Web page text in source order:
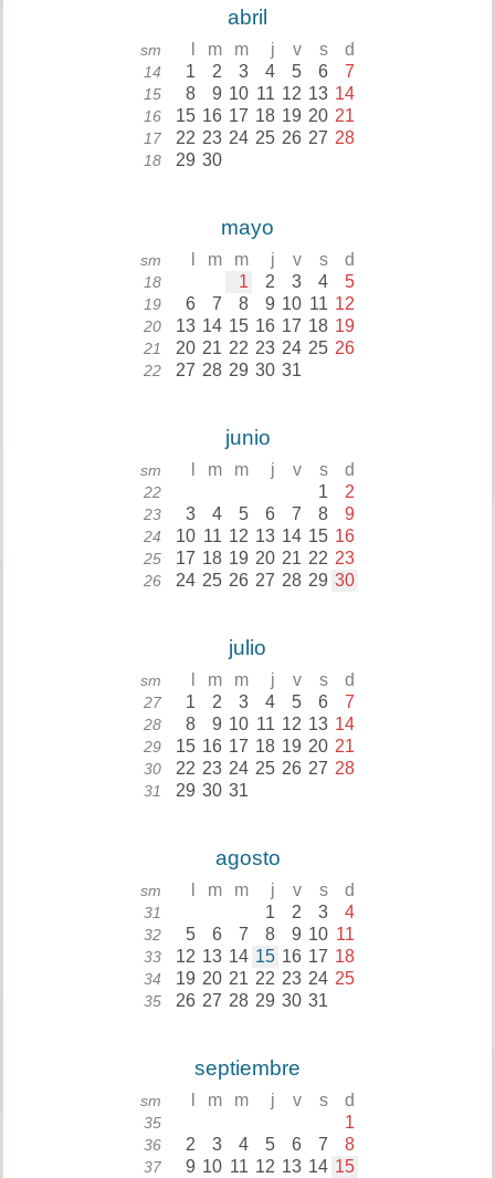
abril
sm m m j v s d
14 1 2 3 4 5 6 7
15 8 9 10 11 12 13 14
16 15 16 17 18 19 20 21
17 22 23 24 25 26 27 28
18 29 30
mayo
sm m m j v s d
18 1 2 3 4 5
19 6 7 8 9 10 11 12
20 13 14 15 16 17 18 19
21 20 21 22 23 24 25 26
22 27 28 29 30 31
junio
sm m m j v s d
22 1 2
23 3 4 5 6 7 8 9
24 10 11 12 13 14 15 16
25 17 18 19 20 21 22 23
26 24 25 26 27 28 29 30
julio
sm m m j v s d
27 1 2 3 4 5 6 7
28 8 9 10 11 12 13 14
29 15 16 17 18 19 20 21
30 22 23 24 25 26 27 28
31 29 30 31
agosto
sm m m j v s d
31 1 2 3 4
32 5 6 7 8 9 10 11
33 12 13 14 15 16 17 18
34 19 20 21 22 23 24 25
35 26 27 28 29 30 31
septiembre
sm m m j v s d
35 1
36 2 3 4 5 6 7 8
37 9 10 11 12 13 14 15